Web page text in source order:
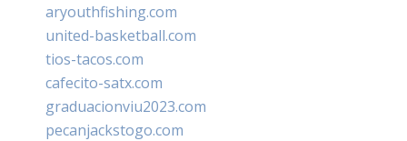
aryouthfishing.com
united-basketball.com
tios-tacos.com
cafecito-satx.com
graduacionviu2023.com
pecanjackstogo.com